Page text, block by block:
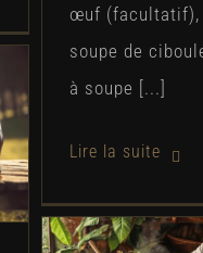
œuf (facultatif),
soupe de
à soupe [...]